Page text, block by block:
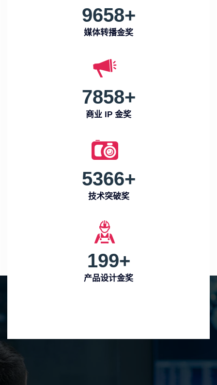
9658+
媒体转播金奖
7858+
商业 IP 金奖
5366+
技术突破奖
199+
产品设计金奖